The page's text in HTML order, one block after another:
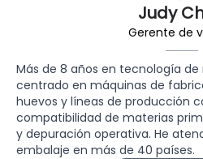
Judy
Gerente de
Más de 8 años en tecnología
centrado en máquinas de
huevos y líneas de producción
compatibilidad de materias
y depuración operativa. He
embalaje en más de 40 países.